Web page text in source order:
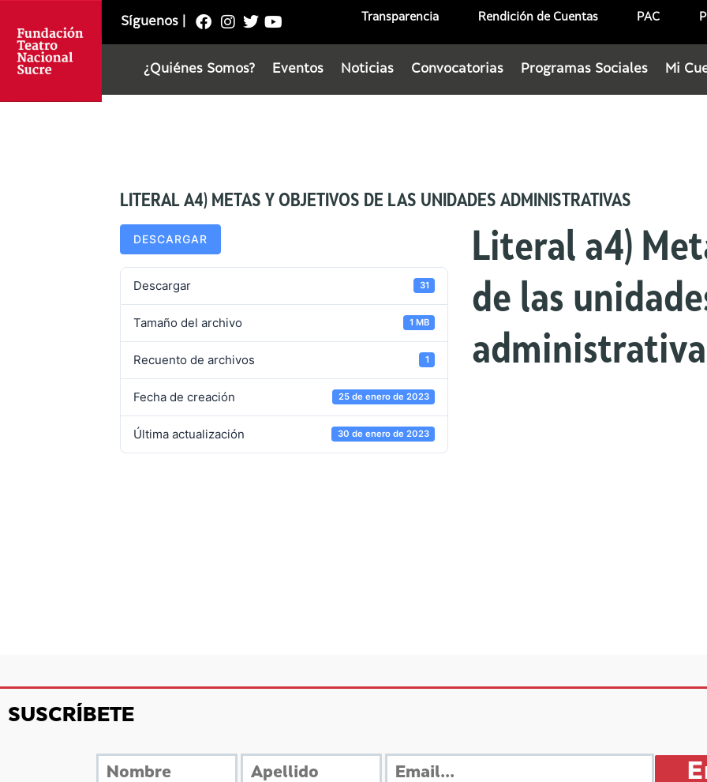
Síguenos Transparencia Rendición de Cuentas PAC
¿Quiénes Somos? Eventos Noticias Convocatorias Programas Sociales Mi
LITERAL A4) METAS Y OBJETIVOS DE LAS UNIDADES ADMINISTRATIVAS
DESCARGAR
Descargar 31
Tamaño del archivo 1 MB
Recuento de archivos 1
Fecha de creación 25 de enero de 2023
Última actualización 30 de enero de 2023
Literal a4)
de las
SUSCRÍBETE